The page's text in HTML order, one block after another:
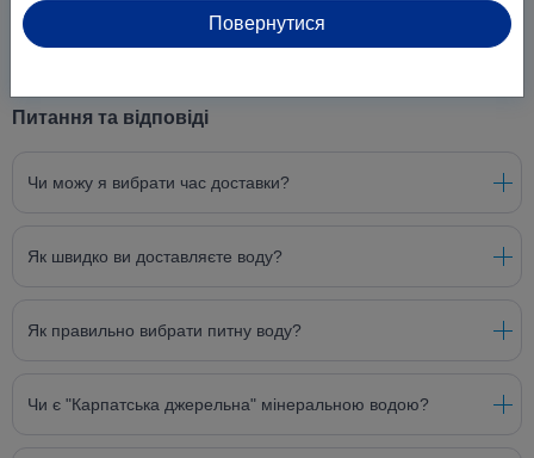
Питання та відповіді
Чи можу я вибрати час доставки?
Як швидко ви доставляєте воду?
Як правильно вибрати питну воду?
Чи є "Карпатська джерельна" мінеральною водою?
Повернутися